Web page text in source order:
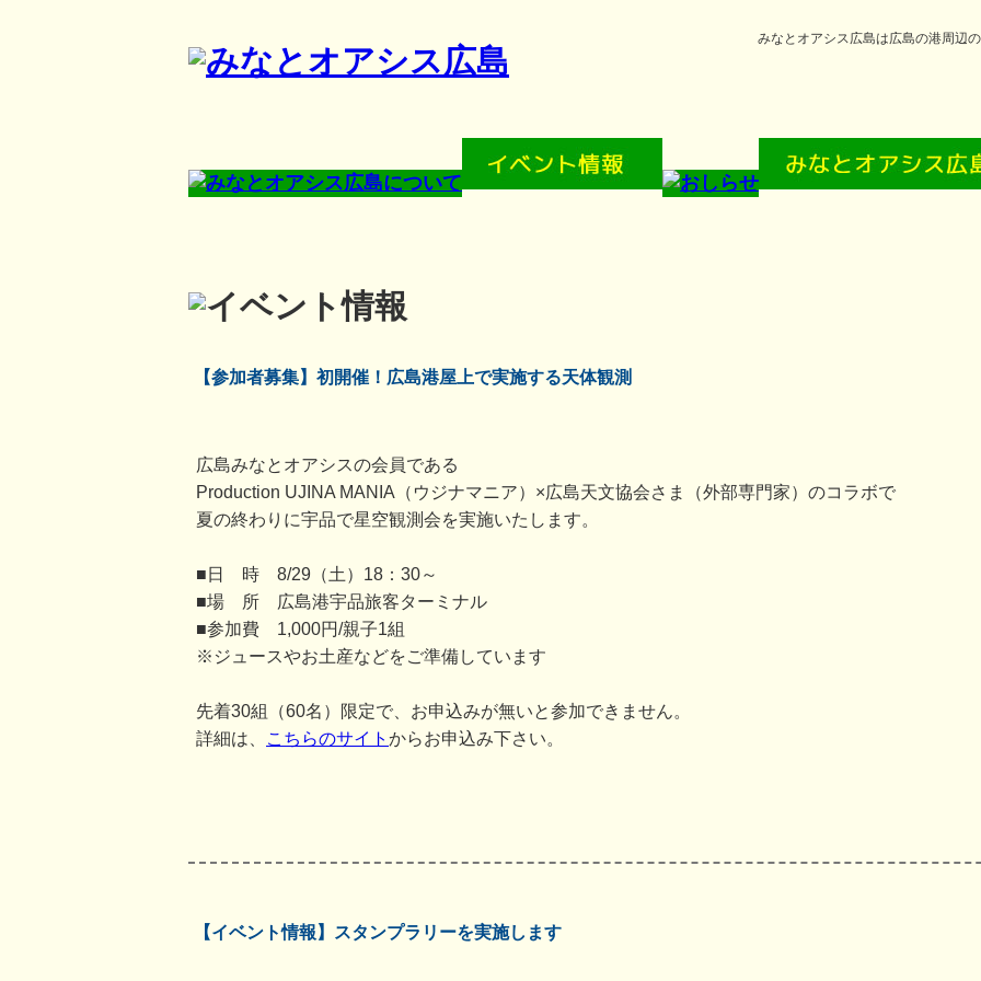
みなとオアシス広島は広島の港周辺
【参加者募集】初開催！広島港屋上で実施する天体観測
広島みなとオアシスの会員である
Production UJINA MANIA（ウジナマニア）×広島天文協会さま（外部専門家）のコラボで
夏の終わりに宇品で星空観測会を実施いたします。
■日 時 8/29（土）18：30～
■場 所 広島港宇品旅客ターミナル
■参加費 1,000円/親子1組
※ジュースやお土産などをご準備しています
先着30組（60名）限定で、お申込みが無いと参加できません。
詳細は、
こちらのサイト からお申込み下さい。
【イベント情報】スタンプラリーを実施します